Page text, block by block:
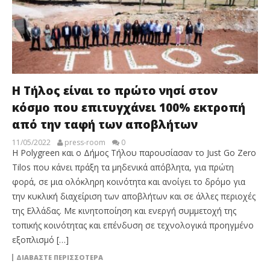
Η Τήλος είναι το πρώτο νησί στον
κόσμο που επιτυγχάνει 100% εκτροπή
από την ταφή των αποβλήτων
11/05/2022 press-room 0
Η Polygreen και ο Δήμος Τήλου παρουσίασαν τo Just Go Zero
Tilos που κάνει πράξη τα μηδενικά απόβλητα, για πρώτη
φορά, σε μια ολόκληρη κοινότητα και ανοίγει το δρόμο για
την κυκλική διαχείριση των αποβλήτων και σε άλλες περιοχές
της Ελλάδας. Με κινητοποίηση και ενεργή συμμετοχή της
τοπικής κοινότητας και επένδυση σε τεχνολογικά προηγμένο
εξοπλισμό […]
ΔΙΑΒΆΣΤΕ ΠΕΡΙΣΣΌΤΕΡΑ